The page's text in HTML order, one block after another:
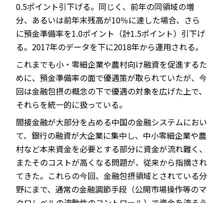
0.5ポイント引下げる。同じく、前年の同領域の増
分、あるいは前年末残高が10％に達した場合、さら
に預金準備率を1.0ポイント（計1.5ポイント）引下げ
る。2017年のデータを下に2018年から運用される。
これまでも小・零細企業や農村向け融資を促進するた
めに、預金準備率の面で優遇策が取られていたが、今
回は金融包摂の概念の下で優遇の対象を広げた上で、
それらを統一的に扱っている。
間接金融が大部分を占める中国の金融システムにおい
て、銀行の融資が大企業に集中し、中小零細企業や農
村など本来資金を必要とする部分に資金が流れ難く、
またそのコストが高くなる問題が、従来から指摘され
てきた。これらの今回、金融包摂領域とされている分
野にまで、通常の金融調節手段（公開市場操作等のマ